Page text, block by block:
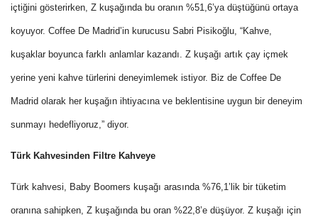
içtiğini gösterirken, Z kuşağında bu oranın %51,6’ya düştüğünü ortaya
koyuyor. Coffee De Madrid’in kurucusu Sabri Pisikoğlu, “Kahve,
kuşaklar boyunca farklı anlamlar kazandı. Z kuşağı artık çay içmek
yerine yeni kahve türlerini deneyimlemek istiyor. Biz de Coffee De
Madrid olarak her kuşağın ihtiyacına ve beklentisine uygun bir deneyim
sunmayı hedefliyoruz,” diyor.
Türk Kahvesinden Filtre Kahveye
Türk kahvesi, Baby Boomers kuşağı arasında %76,1’lik bir tüketim
oranına sahipken, Z kuşağında bu oran %22,8’e düşüyor. Z kuşağı için